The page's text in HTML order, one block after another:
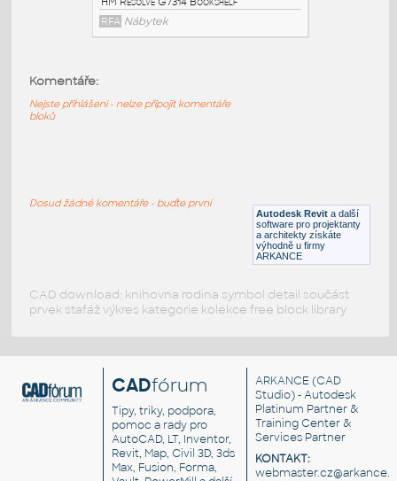
RFA Nábytek
HM Resolve G7314 Bookshelf
Autodesk Revit a další
software pro projektanty
a architekty získáte
výhodně u firmy
ARKANCE
Komentáře:
Nejste přihlášeni - nelze připojit komentáře
bloků
Dosud žádné komentáře - buďte první
CAD download: knihovna rodina symbol detail součást
prvek stafáž výkres kategorie kolekce free block library
CADfórum
Tipy, triky, podpora,
pomoc a rady pro
AutoCAD, LT, Inventor,
Revit, Map, Civil 3D, 3ds
Max, Fusion, Forma,
ARKANCE (CAD
Studio) - Autodesk
Platinum Partner &
Training Center &
Services Partner
KONTAKT: